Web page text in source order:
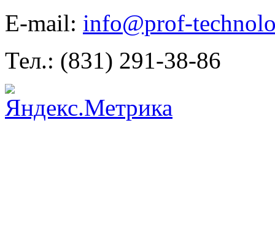
E-mail: info@prof-
Тел.: (831) 291-38-86